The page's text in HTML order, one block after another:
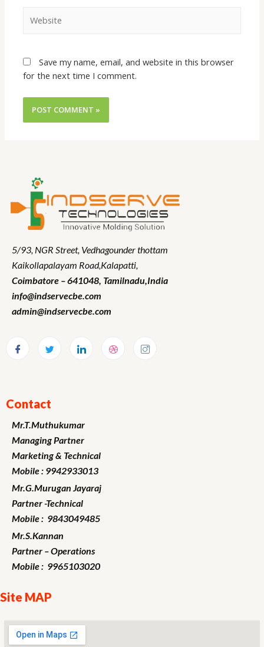
Save my name, email, and website in this browser
for the next time I comment.
5/93, NGR Street, Vedhagounder thottam
Kaikollapalayam Road,Kalapatti,
Coimbatore – 641048, Tamilnadu,India
info@indservecbe.com
admin@indservecbe.com
Contact
Mr.T.Muthukumar
Managing Partner
Marketing& Technical
Mobile : 9942933013
Mr.G.Murugan Jayaraj
Partner -Technical
Mobile : 9843049485
Mr.S.Kannan
Partner – Operations
Mobile : 9965103020
Site MAP